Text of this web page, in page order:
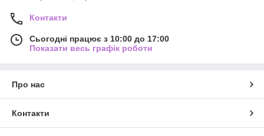
Контакти
Сьогодні працює з 10:00 до 17:00
Показати весь графік роботи
Про нас
Контакти